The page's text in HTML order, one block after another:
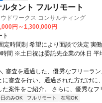
ルタント フルリモート
ドワークス コンサルティング
円～1,300,000円
ト
定時間制 希望により面談で決定 実
間 ※土日祝は委託先企業の休日 平
審査を通過した、優秀なフリーラ
に審査を行い、通過された方だけに
た案件をご紹介。 さらに、優秀なフ
のみOK フルリモート 在宅OK